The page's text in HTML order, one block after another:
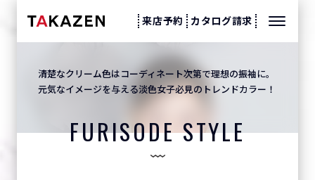
来店予約 カタログ請求
清楚なクリーム色はコーディネート次第で理想の振袖に。
元気なイメージを与える淡色女子必見のトレンドカラー！
FURISODE STYLE